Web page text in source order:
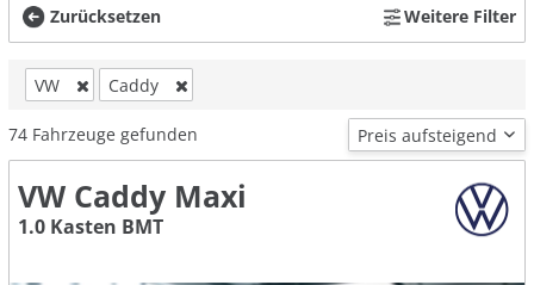
Zurücksetzen Weitere Filter
VW Caddy
74 Fahrzeuge gefunden
VW Caddy Maxi
1.0 Kasten BMT